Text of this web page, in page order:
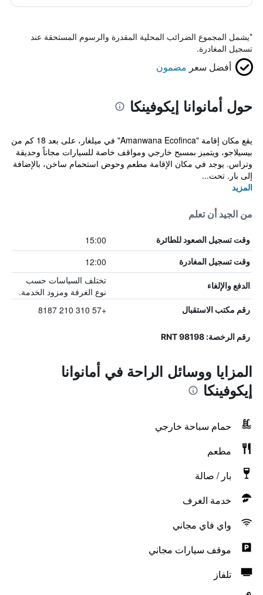
*يشمل المجموع الضرائب المحلية المقدرة والرسوم المستحقة عند
تسجيل المغادرة.
أفضل سعر مضمون
حول أمانوانا إيكوفينكا
يقع مكان إقامة "Amanwana Ecofinca" في ميلغار، على بعد 18 كم من
بيسيلاجو، ويتميز بمسبح خارجي ومواقف خاصة للسيارات مجاناً وحديقة
وتراس. يوجد في مكان الإقامة مطعم وحوض استحمام ساخن، بالإضافة
إلى بار. تحت...
المزيد
من الجيد أن تعلم
وقت تسجيل الصعود للطائرة 15:00
وقت تسجيل المغادرة 12:00
الدفع والإلغاء
تختلف السياسات حسب
نوع الغرفة ومزود الخدمة.
رقم مكتب الاستقبال +57 310 210 8187
رقم الرخصة: RNT 98198
المزايا ووسائل الراحة في أمانوانا
إيكوفينكا
حمام سباحة خارجي
مطعم
بار / صالة
خدمة الغرف
واي فاي مجاني
موقف سيارات مجاني
تلفاز